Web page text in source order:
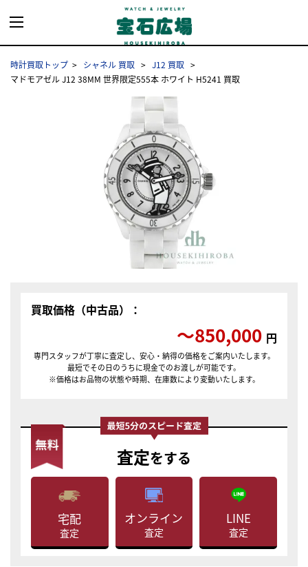
時計買取トップ シャネル 買取
J12 買取
マドモアゼル J12 38MM 世界限定555本 ホワイト H5241 買取
買取価格（中古品）：
〜850,000 円
専門スタッフが丁寧に査定し、安心・納得の価格をご案内いたします。
最短でその日のうちに現金でのお渡しが可能です。
※価格はお品物の状態や時期、在庫数により変動いたします。
査定をする
宅配
査定
オンライン
査定
LINE
査定